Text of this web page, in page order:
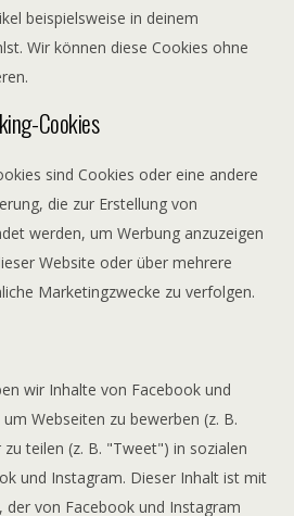
beispielsweise in deinem
Wir können diese Cookies ohne
Cookies
sind Cookies oder eine andere
die zur Erstellung von
werden, um Werbung anzuzeigen
Website oder über mehrere
Marketingzwecke zu verfolgen.
wir Inhalte von Facebook und
Webseiten zu bewerben (z. B.
teilen (z. B. "Tweet") in sozialen
und Instagram. Dieser Inhalt ist mit
der von Facebook und Instagram